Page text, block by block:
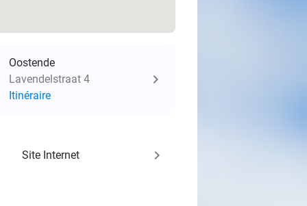
Oostende
Lavendelstraat 4
Itinéraire
Site Internet keyboard_arrow_right